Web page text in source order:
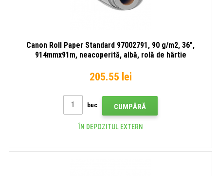
Canon Roll Paper Standard 97002791, 90 g/m2, 36",
914mmx91m, neacoperită, albă, rolă de hârtie
205.55 lei
buc CUMPĂRĂ
ÎN DEPOZITUL EXTERN